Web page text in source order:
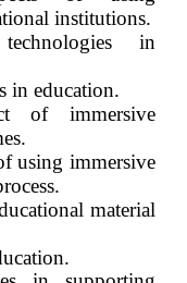
institutions.
in
in education.
of immersive
using immersive
material